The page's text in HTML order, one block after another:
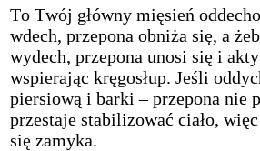
To Twój główny mięsień
wdech, przepona obniża się, a
wydech, przepona unosi się i
wspierając kręgosłup. Jeśli
piersiową i barki – przepona nie
przestaje stabilizować ciało,
się zamyka.